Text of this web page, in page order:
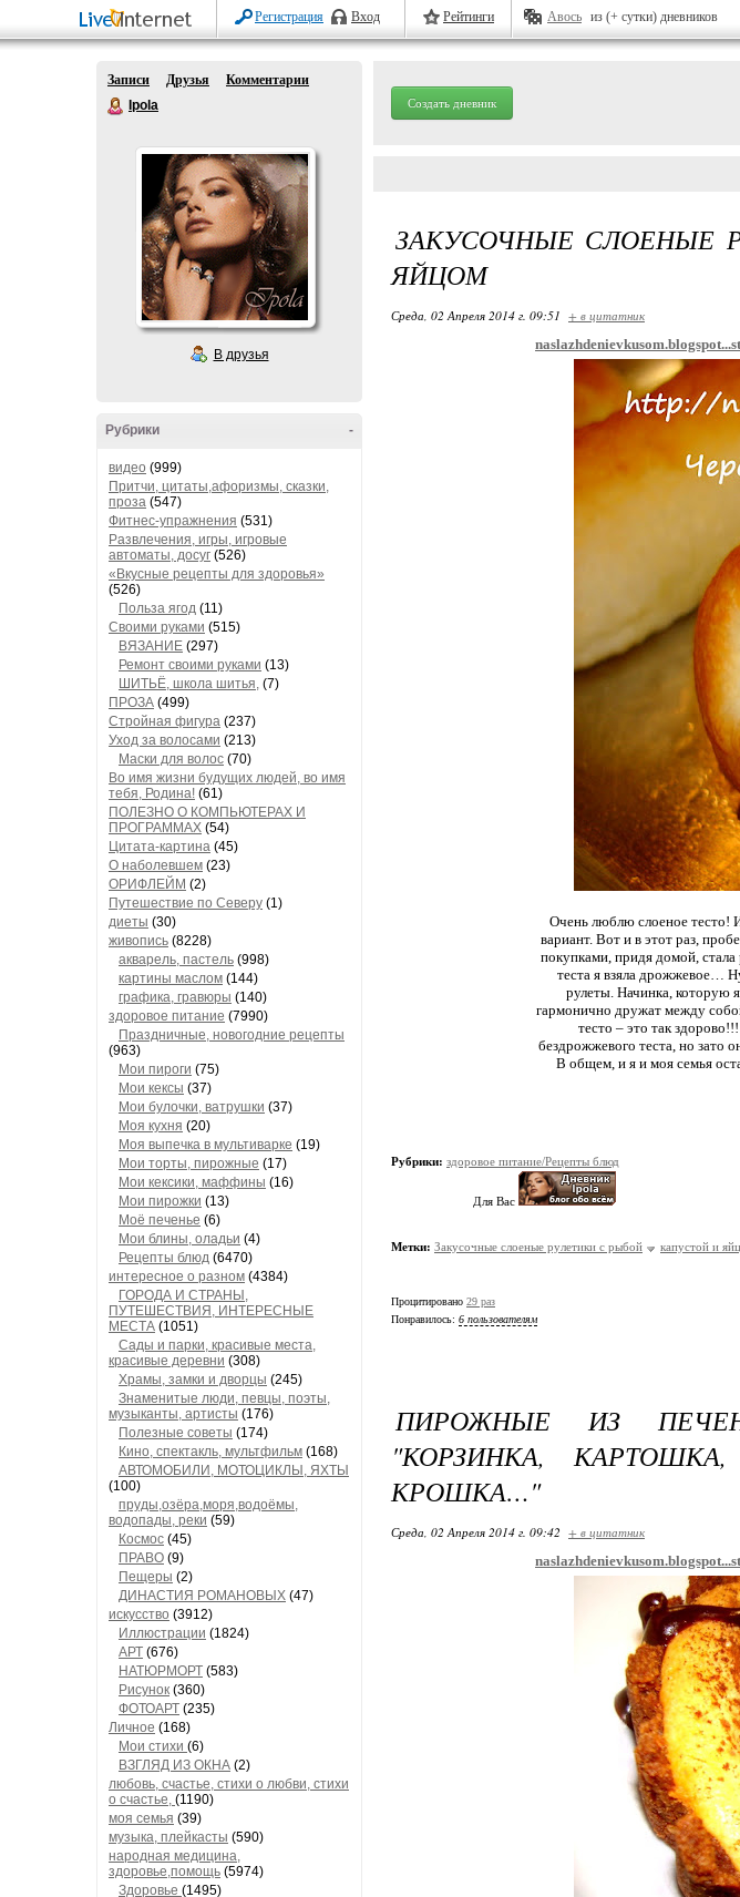
Регистрация Вход Рейтинги Авось из (+ сутки) дневников
Записи Друзья
Комментарии
Ipola
В друзья
-
Рубрики
видео (999)
Притчи, цитаты,афоризмы, сказки,
проза (547)
Фитнес-упражнения (531)
Развлечения, игры, игровые
автоматы, досуг (526)
«Вкусные рецепты для здоровья»
(526)
Польза ягод (11)
Своими руками (515)
ВЯЗАНИЕ (297)
Ремонт своими руками (13)
ШИТЬЁ, школа шитья, (7)
ПРОЗА (499)
Стройная фигура (237)
Уход за волосами (213)
Маски для волос (70)
Во имя жизни будущих людей, во имя
тебя, Родина! (61)
ПОЛЕЗНО О КОМПЬЮТЕРАХ И
ПРОГРАММАХ (54)
Цитата-картина (45)
О наболевшем (23)
ОРИФЛЕЙМ (2)
Путешествие по Северу (1)
диеты (30)
живопись (8228)
акварель, пастель (998)
картины маслом (144)
графика, гравюры (140)
здоровое питание (7990)
Праздничные, новогодние рецепты
(963)
Мои пироги (75)
Мои кексы (37)
Мои булочки, ватрушки (37)
Моя кухня (20)
Моя выпечка в мультиварке (19)
Мои торты, пирожные (17)
Мои кексики, маффины (16)
Мои пирожки (13)
Моё печенье (6)
Мои блины, оладьи (4)
Рецепты блюд (6470)
интересное о разном (4384)
ГОРОДА И СТРАНЫ,
ПУТЕШЕСТВИЯ, ИНТЕРЕСНЫЕ
МЕСТА (1051)
Сады и парки, красивые места,
красивые деревни (308)
Храмы, замки и дворцы (245)
Знаменитые люди, певцы, поэты,
музыканты, артисты (176)
Полезные советы (174)
Кино, спектакль, мультфильм (168)
АВТОМОБИЛИ, МОТОЦИКЛЫ, ЯХТЫ
(100)
пруды,озёра,моря,водоёмы,
водопады, реки (59)
Космос (45)
ПРАВО (9)
Пещеры (2)
ДИНАСТИЯ РОМАНОВЫХ (47)
искусство (3912)
Иллюстрации (1824)
АРТ (676)
НАТЮРМОРТ (583)
Рисунок (360)
ФОТОАРТ (235)
Личное (168)
Мои стихи (6)
ВЗГЛЯД ИЗ ОКНА (2)
любовь, счастье, стихи о любви, стихи
о счастье, (1190)
моя семья (39)
музыка, плейкасты (590)
народная медицина,
здоровье,помощь (5974)
Здоровье (1495)
Создать дневник
ЗАКУСОЧНЫЕ СЛОЕНЫЕ
ЯЙЦОМ
Среда, 02 Апреля 2014 г. 09:51 + в цитатник
Очень люблю слоеное тесто!
вариант. Вот и в этот раз,
покупками, придя домой,
теста я взяла дрожжевое…
рулеты. Начинка, которую
гармонично дружат между
тесто – это так
бездрожжевого теста, но зато
В общем, и я и моя семья
Рубрики: здоровое питание/Рецепты блюд
Для Вас
Метки: Закусочные слоеные рулетики с рыбой капустой и
Процитировано 29 раз
Понравилось: 6 пользователям
ПИРОЖНЫЕ ИЗ
"КОРЗИНКА,
КРОШКА…"
Среда, 02 Апреля 2014 г. 09:42 + в цитатник